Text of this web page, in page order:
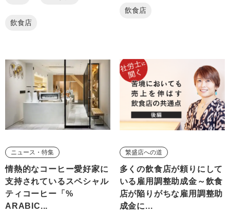
飲食店
飲食店
ニュース・特集
情熱的なコーヒー愛好家に
支持されているスペシャル
ティコーヒー「%
ARABIC...
繁盛店への道
多くの飲食店が頼りにして
いる雇用調整助成金～飲食
店が陥りがちな雇用調整助
成金に...